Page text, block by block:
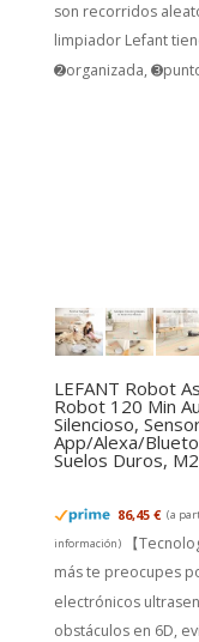
son recorridos
limpiador Lefant
➋organizada,
LEFANT Robot
Robot 120 Min
Silencioso,
App/Alexa/
Suelos Duros,
86,45 € (a
información)
【
más te preocupes
electrónicos
obstáculos en 6D,